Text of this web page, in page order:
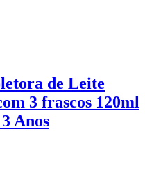
de Leite
3 frascos 120ml
Anos